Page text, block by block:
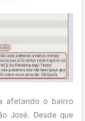
afetando o bairro
José. Desde que